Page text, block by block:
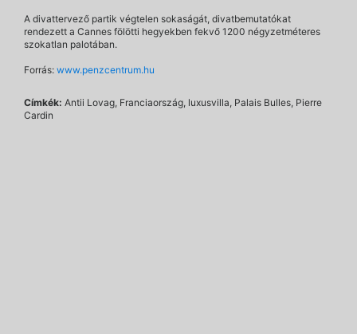
A divattervező partik végtelen sokaságát, divatbemutatókat
rendezett a Cannes fölötti hegyekben fekvő 1200 négyzetméteres
szokatlan palotában.
Forrás: www.penzcentrum.hu
Címkék: Antii Lovag, Franciaország, luxusvilla, Palais Bulles, Pierre
Cardin